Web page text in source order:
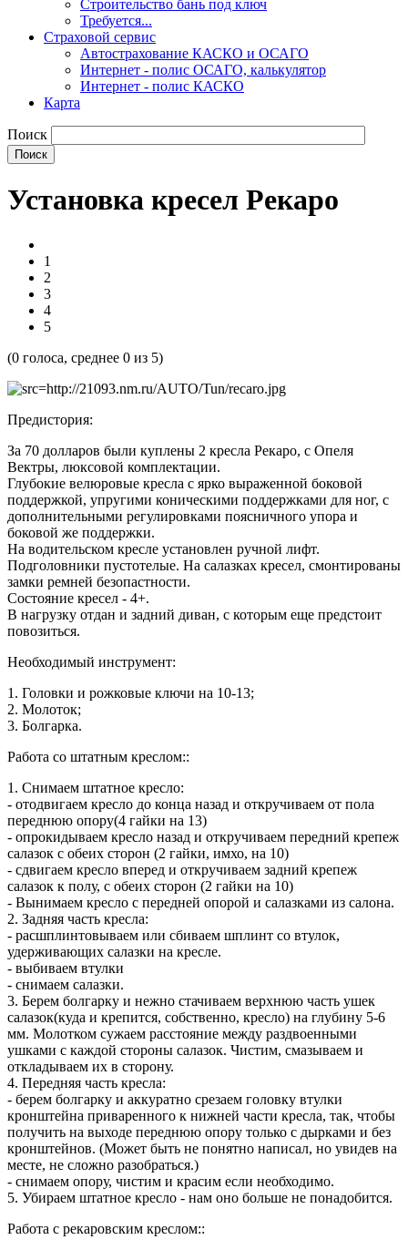
Строительство бань под ключ
Требуется...
Страховой сервис
Автострахование КАСКО и ОСАГО
Интернет - полис ОСАГО, калькулятор
Интернет - полис КАСКО
Карта
Поиск
Установка кресел Рекаро
1
2
3
4
5
(0 голоса, среднее 0 из 5)
Предистория:
За 70 долларов были куплены 2 кресла Рекаро, с Опеля
Вектры, люксовой комплектации.
Глубокие велюровые кресла с ярко выраженной боковой
поддержкой, упругими коническими поддержками для ног, с
дополнительными регулировками поясничного упора и
боковой же поддержки.
На водительском кресле установлен ручной лифт.
Подголовники пустотелые. На салазках кресел, смонтированы
замки ремней безопастности.
Состояние кресел - 4+.
В нагрузку отдан и задний диван, с которым еще предстоит
повозиться.
Необходимый инструмент:
1. Головки и рожковые ключи на 10-13;
2. Молоток;
3. Болгарка.
Работа со штатным креслом::
1. Снимаем штатное кресло:
- отодвигаем кресло до конца назад и откручиваем от пола
переднюю опору(4 гайки на 13)
- опрокидываем кресло назад и откручиваем передний крепеж
салазок с обеих сторон (2 гайки, имхо, на 10)
- сдвигаем кресло вперед и откручиваем задний крепеж
салазок к полу, с обеих сторон (2 гайки на 10)
- Вынимаем кресло с передней опорой и салазками из салона.
2. Задняя часть кресла:
- расшплинтовываем или сбиваем шплинт со втулок,
удерживающих салазки на кресле.
- выбиваем втулки
- снимаем салазки.
3. Берем болгарку и нежно стачиваем верхнюю часть ушек
салазок(куда и крепится, собственно, кресло) на глубину 5-6
мм. Молотком сужаем расстояние между раздвоенными
ушками с каждой стороны салазок. Чистим, смазываем и
откладываем их в сторону.
4. Передняя часть кресла:
- берем болгарку и аккуратно срезаем головку втулки
кронштейна приваренного к нижней части кресла, так, чтобы
получить на выходе переднюю опору только с дырками и без
кронштейнов. (Может быть не понятно написал, но увидев на
месте, не сложно разобраться.)
- снимаем опору, чистим и красим если необходимо.
5. Убираем штатное кресло - нам оно больше не понадобится.
Работа с рекаровским креслом::